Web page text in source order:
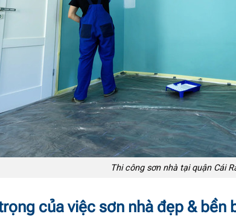
Thi công sơn nhà tại quận Cái
của việc sơn nhà đẹp & bền